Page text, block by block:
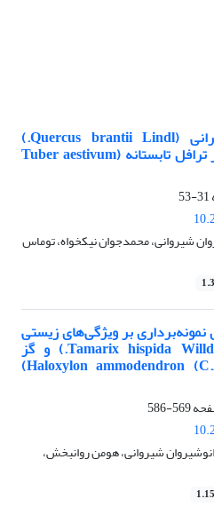
بردباری نونهال‌های بلوط ایرانی (Quercus brantii Lindl.)
تلقیح‌شده با قارچ اکتومیکوریز ترافل تابستانه (Tuber aestivum
31-53
شیروانی، محمدجوان نیکخواه، توماس
بر ویژگی‌های زیستی
خاک در رویشگاه‌های تاغ (Tamarix hispida Willd.) و گز
(Haloxylon ammodendron (C.A.Mey.) Bunge ex Fenzl)
569-586
شیروانی، هومن روانبخش،